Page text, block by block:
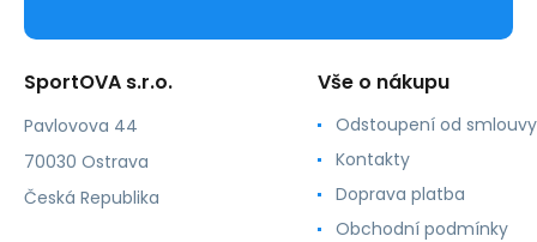
SportOVA s.r.o.
Pavlovova 44
70030 Ostrava
Česká Republika
Vše o nákupu
Odstoupení od smlouvy
Kontakty
Doprava platba
Obchodní podmínky